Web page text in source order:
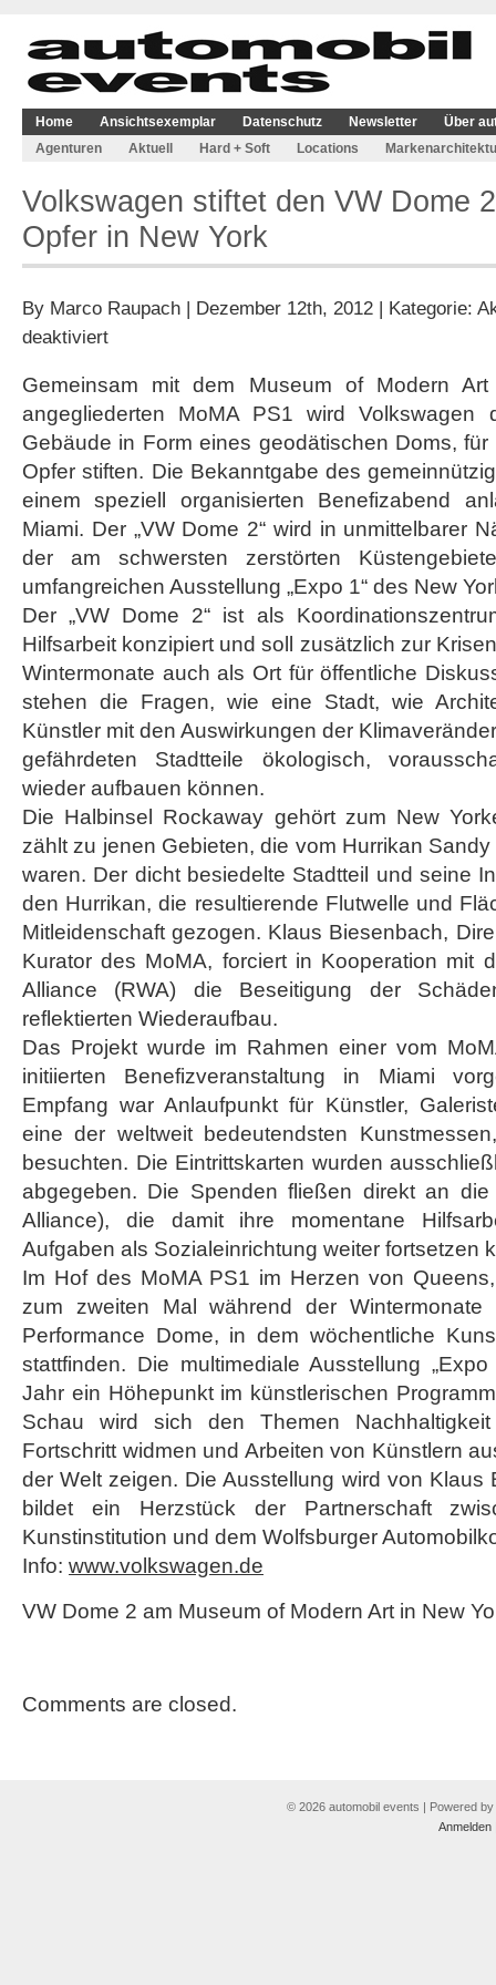
Home Ansichtsexemplar Datenschutz Newsletter
Über
Agenturen
Aktuell Hard + Soft Locations
Volkswagen stiftet den VW Dome
Opfer in New York
By Marco Raupach | Dezember 12th, 2012 | Kategorie:
deaktiviertfür
den
VW
2
für
Hurrikan-
Opfer
in
Gemeinsam mit dem Museum of Modern
angegliederten MoMA PS1 wird Volkswagen
Gebäude in Form eines geodätischen Doms,
Opfer stiften. Die Bekanntgabe des
einem speziell organisierten Benefizabend
Miami. Der „VW Dome 2“ wird in unmittelbarer
der am schwersten zerstörten
umfangreichen Ausstellung „Expo 1“ des New
Der „VW Dome 2“ ist als
Hilfsarbeit konzipiert und soll zusätzlich zur
Wintermonate auch als Ort für öffentliche
stehen die Fragen, wie eine Stadt, wie
Künstler mit den Auswirkungen der
gefährdeten Stadtteile ökologisch,
wieder aufbauen können.
Die Halbinsel Rockaway gehört zum New
zählt zu jenen Gebieten, die vom Hurrikan
waren. Der dicht besiedelte Stadtteil und seine
den Hurrikan, die resultierende Flutwelle und
Mitleidenschaft gezogen. Klaus Biesenbach,
Kurator des MoMA, forciert in Kooperation mit
Alliance (RWA) die Beseitigung der
reflektierten Wiederaufbau.
Das Projekt wurde im Rahmen einer vom
initiierten Benefizveranstaltung in Miami
Empfang war Anlaufpunkt für Künstler,
eine der weltweit bedeutendsten
besuchten. Die Eintrittskarten wurden
abgegeben. Die Spenden fließen direkt an die
Alliance), die damit ihre momentane
Aufgaben als Sozialeinrichtung weiter fortsetzen
Im Hof des MoMA PS1 im Herzen von
zum zweiten Mal während der
Performance Dome, in dem wöchentliche
stattfinden. Die multimediale Ausstellung
Jahr ein Höhepunkt im künstlerischen
Schau wird sich den Themen Nachhaltigkeit
Fortschritt widmen und Arbeiten von Künstlern
der Welt zeigen. Die Ausstellung wird von Klaus
bildet ein Herzstück der Partnerschaft
Kunstinstitution und dem Wolfsburger
Info: www.volkswagen.de
VW Dome 2 am Museum of Modern Art in New
Comments are closed.
© 2026 automobil events | Powered by
Anmelden|